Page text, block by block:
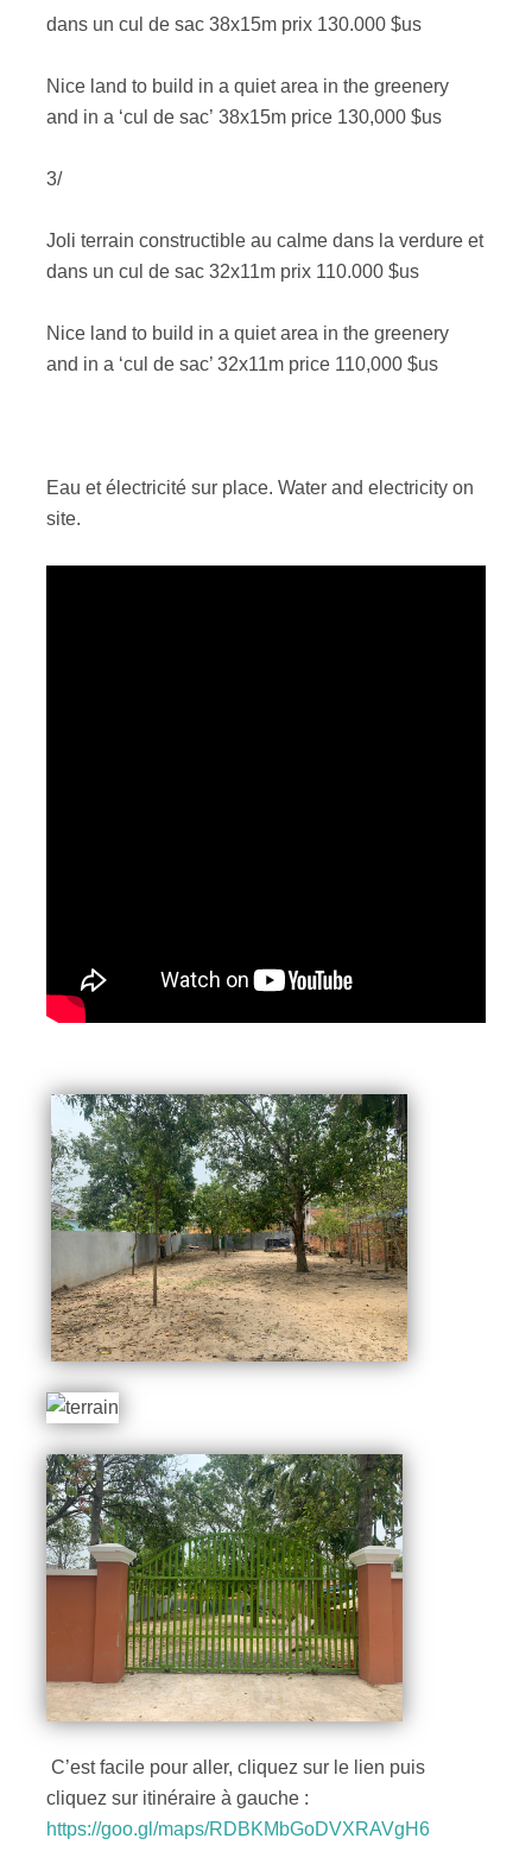
dans un cul de sac 38x15m prix 130.000 $us
Nice land to build in a quiet area in the greenery
and in a ‘cul de sac’ 38x15m price 130,000 $us
3/
Joli terrain constructible au calme dans la verdure et
dans un cul de sac 32x11m prix 110.000 $us
Nice land to build in a quiet area in the greenery
and in a ‘cul de sac’ 32x11m price 110,000 $us
Eau et électricité sur place. Water and electricity on
site.
C’est facile pour aller, cliquez sur le lien puis
cliquez sur itinéraire à gauche :
https://goo.gl/maps/RDBKMbGoDVXRAVgH6